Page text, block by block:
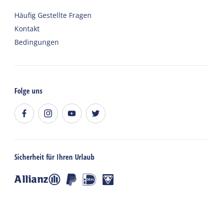
Häufig Gestellte Fragen
Kontakt
Bedingungen
Folge uns
Sicherheit für Ihren Urlaub